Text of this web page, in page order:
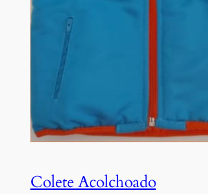
Colete Acolchoado